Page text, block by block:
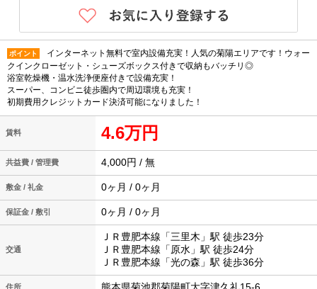
ポイント
インターネット無料で室内設備充実！人気の菊陽エリアです！ウォー
クインクローゼット・シューズボックス付きで収納もバッチリ◎
浴室乾燥機・温水洗浄便座付きで設備充実！
スーパー、コンビニ徒歩圏内で周辺環境も充実！
初期費用クレジットカード決済可能になりました！
賃料 4.6万円
共益費 / 管理費 4,000円 / 無
敷金 / 礼金 0ヶ月 / 0ヶ月
保証金 / 敷引 0ヶ月 / 0ヶ月
交通
ＪＲ豊肥本線「三里木」駅 徒歩23分
ＪＲ豊肥本線「原水」駅 徒歩24分
ＪＲ豊肥本線「光の森」駅 徒歩36分
住所